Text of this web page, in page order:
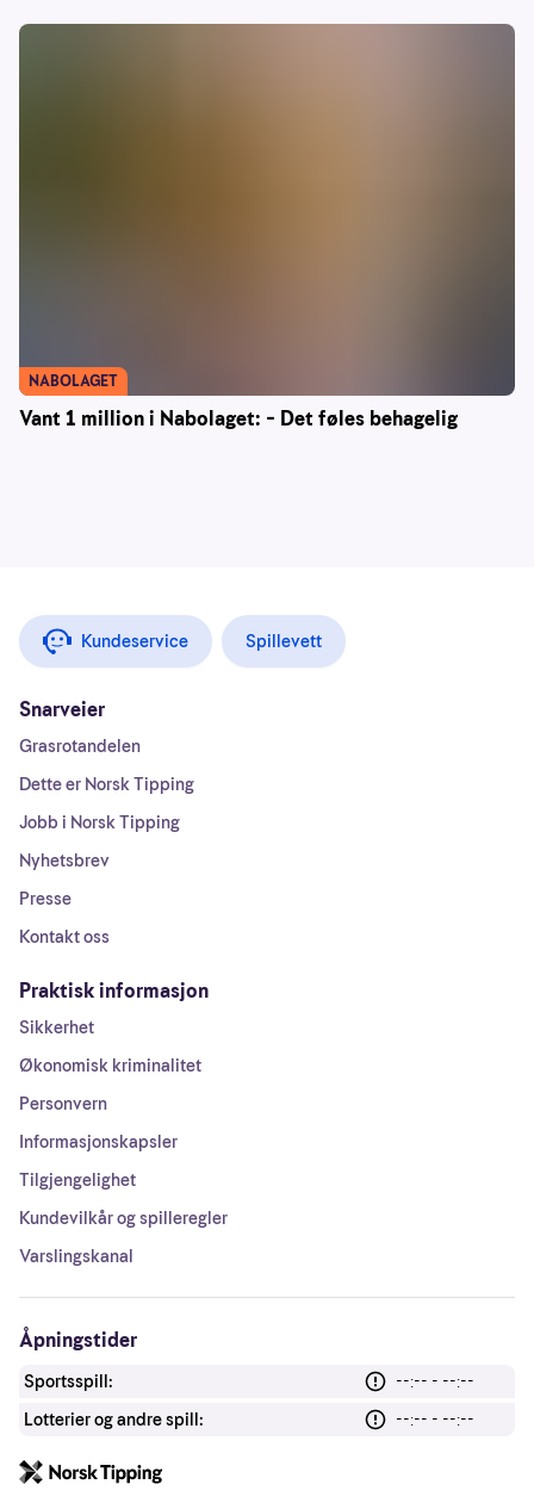
Vant 1 million i Nabolaget: – Det føles behagelig
NABOLAGET
Kundeservice Spillevett
Snarveier
Grasrotandelen
Dette er Norsk Tipping
Jobb i Norsk Tipping
Nyhetsbrev
Presse
Kontakt oss
Praktisk informasjon
Sikkerhet
Økonomisk kriminalitet
Personvern
Informasjonskapsler
Tilgjengelighet
Kundevilkår og spilleregler
Varslingskanal
Åpningstider
Sportsspill:
--:-- - --:--
Lotterier og andre spill:
--:-- - --:--